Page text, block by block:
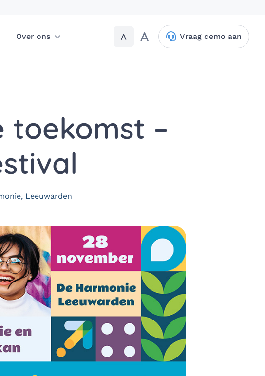
Over ons A A Vraag demo aan
toekomst –
Leeuwarden